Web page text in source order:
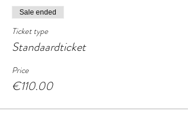
Sale ended
Ticket type
Standaardticket
Price
€110.00